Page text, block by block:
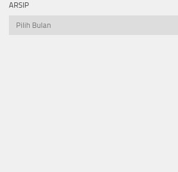
ARSIP
Arsip